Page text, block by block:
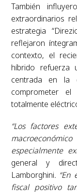
También
extraordinarios
estrategia
reflejaron
contexto, el
híbrido refuerza
centrada en la
comprometer
totalmente
“Los factores
especialmente
general y
Lamborghini. “En
fiscal positivo